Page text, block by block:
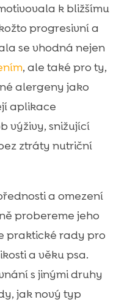
proteiny
volba bez
s šetrnými
Juliet – malé
psy: Ted s
textury a
Twinky, Mr.
do jídelníčku
bílkovinou
k bližšímu
progresivní a
se vhodná nejen
, ale také pro ty,
alergeny jako
aplikace
výživy, snižující
ztráty nutriční
a omezení
probereme jeho
praktické rady pro
a věku psa.
s jinými druhy
jak nový typ